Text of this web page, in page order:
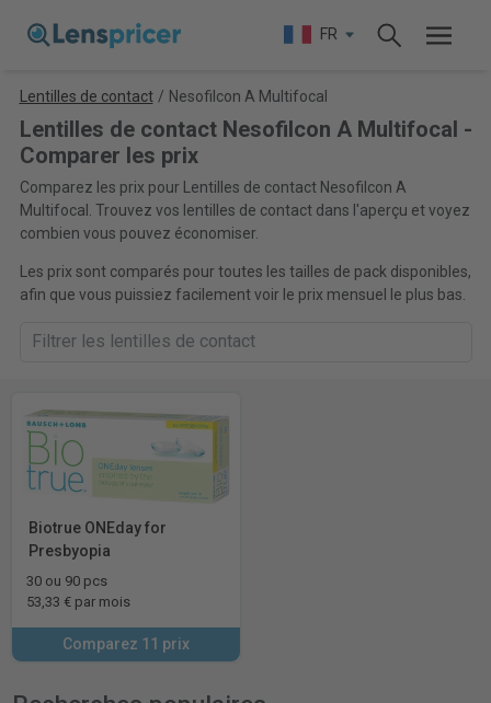
FR
Lentilles de contact / Nesofilcon A Multifocal
Lentilles de contact Nesofilcon A Multifocal -
Comparer les prix
Comparez les prix pour Lentilles de contact Nesofilcon A
Multifocal. Trouvez vos lentilles de contact dans l'aperçu et voyez
combien vous pouvez économiser.
Les prix sont comparés pour toutes les tailles de pack disponibles,
afin que vous puissiez facilement voir le prix mensuel le plus bas.
Biotrue ONEday for
Presbyopia
30 ou 90 pcs
53,33 € par mois
Comparez 11 prix